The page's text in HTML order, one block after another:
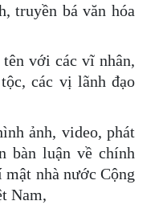
truyền bá văn hóa
với các vĩ nhân,
các vị lãnh đạo
ảnh, video, phát
bàn luận về chính
nhà nước Cộng
Nam,